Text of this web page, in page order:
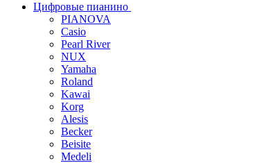
Цифровые пианино
PIANOVA
Casio
Pearl River
NUX
Yamaha
Roland
Kawai
Korg
Alesis
Becker
Beisite
Medeli